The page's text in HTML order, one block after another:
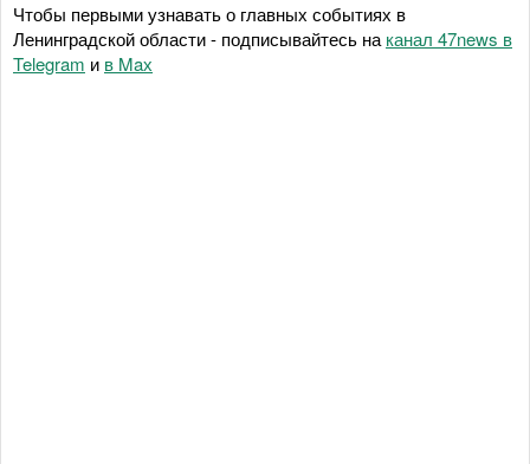
Чтобы первыми узнавать о главных событиях в
Ленинградской области - подписывайтесь на канал 47news в
Telegram и в Maх